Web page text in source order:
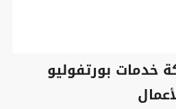
خدمات بورتفوليو